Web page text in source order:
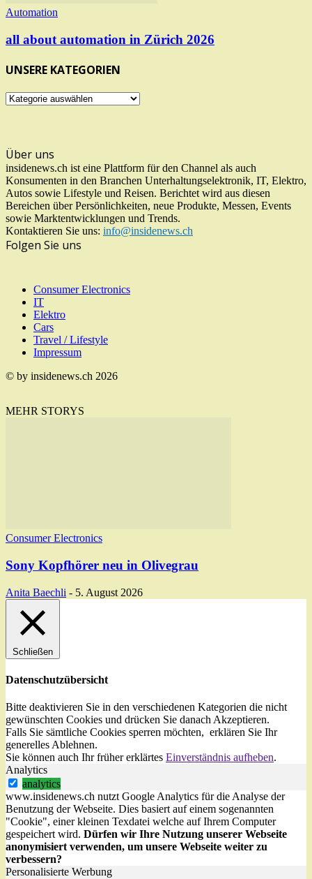
Automation
all about automation in Zürich 2026
UNSERE KATEGORIEN
UNSERE
Über uns
insidenews.ch ist eine Plattform für den Channel als auch
Konsumenten in den Branchen Unterhaltungselektronik, IT, Elektro,
Autos sowie Lifestyle und Reisen. Berichtet wird aus diesen
Bereichen über Persönlichkeiten, neue Produkte, Messen, Events
sowie Marktentwicklungen und Trends.
Kontaktieren Sie uns: info@insidenews.ch
Folgen Sie uns
Consumer Electronics
IT
Elektro
Cars
Travel / Lifestyle
Impressum
© by insidenews.ch 2026
MEHR STORYS
Consumer Electronics
Sony Kopfhörer neu in Olivegrau
Anita Baechli - 5. August 2026
Schließen
Datenschutzübersicht
Bitte deaktivieren Sie in den verschiedenen Kategorien die nicht
gewünschten Cookies und drücken Sie danach Akzeptieren.
Falls Sie sämtliche Cookies sperren möchten, erklären Sie Ihr
generelles Ablehnen.
Sie können auch Ihr früher erklärtes Einverständnis aufheben.
Analytics
analytics
www.insidenews.ch nutzt Google Analytics für die Analyse der
Benutzung der Webseite. Dies basiert auf einem sogenannten
"Cookie", einer kleinen Texdatei welche auf Ihrem Computer
gespeichert wird. Dürfen wir Ihre Nutzung unserer Webseite
anonymisiert verwenden, um unsere Webseite weiter zu
verbessern?
Personalisierte Werbung